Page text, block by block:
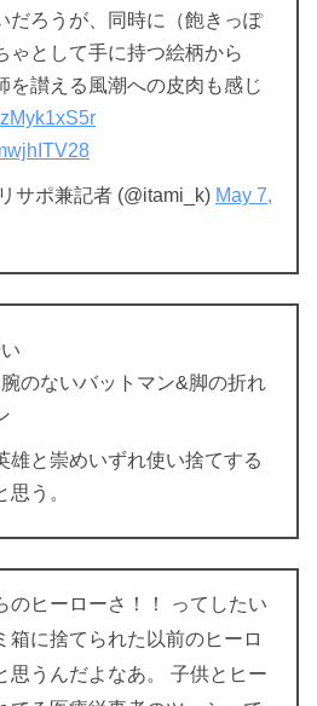
だろうが、同時に（飽きっぽ
ゃとして手に持つ絵柄から
を讃える風潮への皮肉も感じ
サポ兼記者 (@itami_k) May 7,
のないバットマン&脚の折れ
雄と崇めいずれ使い捨てする
う。
のヒーローさ！！ ってしたい
箱に捨てられた以前のヒーロ
思うんだよなあ。 子供とヒー